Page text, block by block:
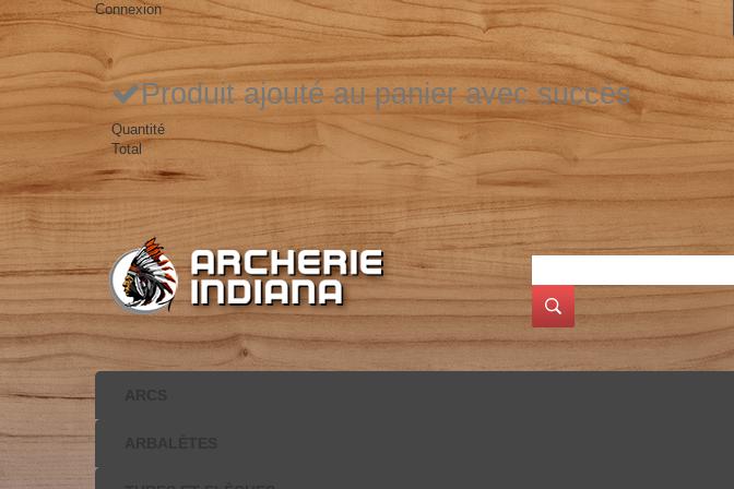
Connexion
Produit ajouté au panier avec succès
Quantité
Total